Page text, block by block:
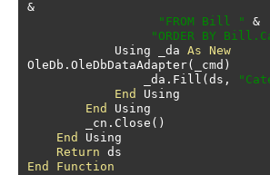
&
"FROM Bill "
&
"ORDER BY
            Using _da
As
New
OleDb . OleDbDataAdapter( _cmd )
                _da
. Fill ( ds ,
End
Using
End
Using
        _cn
. Close ()
End
Using
Return
End
Function